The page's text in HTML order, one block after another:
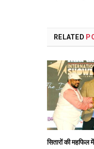
RELATED
सितारों की महफिल